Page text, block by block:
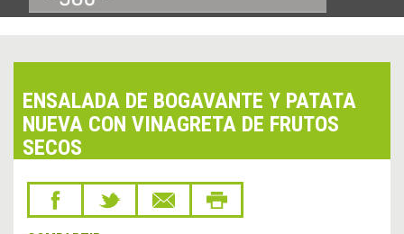
ENSALADA DE BOGAVANTE Y PATATA
NUEVA CON VINAGRETA DE FRUTOS
SECOS